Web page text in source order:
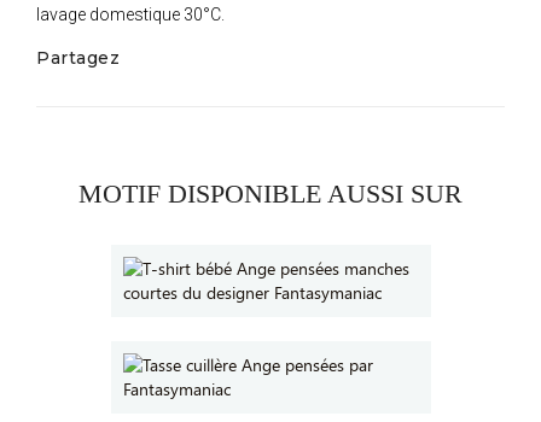
lavage domestique 30°C.
Partagez
MOTIF DISPONIBLE AUSSI SUR